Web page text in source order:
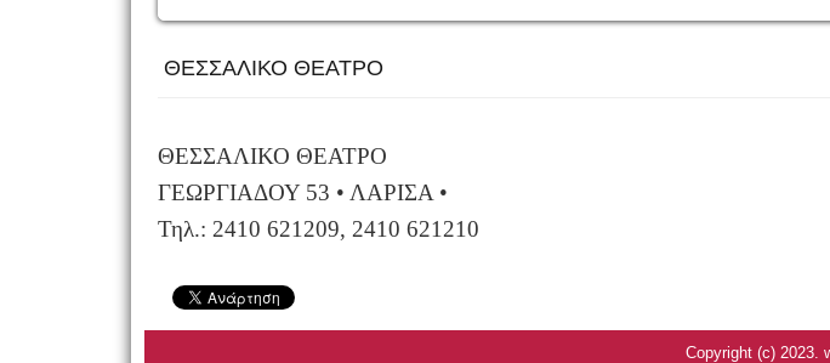
ΘΕΣΣΑΛΙΚΟ ΘΕΑΤΡΟ
ΘΕΣΣΑΛΙΚΟ ΘΕΑΤΡΟ
ΓΕΩΡΓΙΑΔΟΥ 53 • ΛΑΡΙΣΑ •
Τηλ.: 2410 621209, 2410 621210
Copyright (c) 2023.